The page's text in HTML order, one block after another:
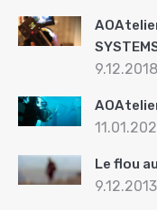
9.12.2018
Le flou
9.12.2013